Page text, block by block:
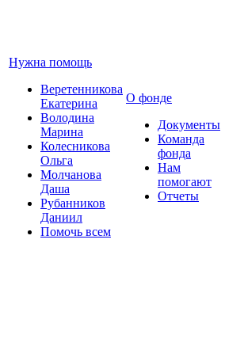
Нужна помощь
Веретенникова
Екатерина
Володина
Марина
Колесникова
Ольга
Молчанова
Даша
Рубанников
Даниил
Помочь всем
О фонде
Документы
Команда
фонда
Нам
помогают
Отчеты